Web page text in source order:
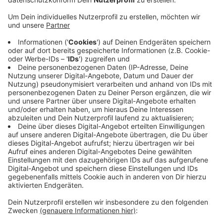
sagt das Bauunternehmen Vivawest. Drei Häuser
werden dafür gebaut. Demnach wird knapp die Hälfte
dieser Wohnungen öffentlich gefördert. Das Gebiet
sei attraktiv aufgrund seiner Nähe zu Düsseldorf, heißt
es. Und der angespannte Wohnungsmarkt brauche
dringend neue und bezahlbare Wohnungen. Neben
Wohnungen ziehen aber auch einige Firmen auf das
knapp 60.000 Quadratmeter große Areal. Zum Beispiel
das Technologie-Unternehmen Epson. Das gesamte
Gelände trägt in Zukunft den Namen "Melli-Beese-
Quartier".
Anzeige